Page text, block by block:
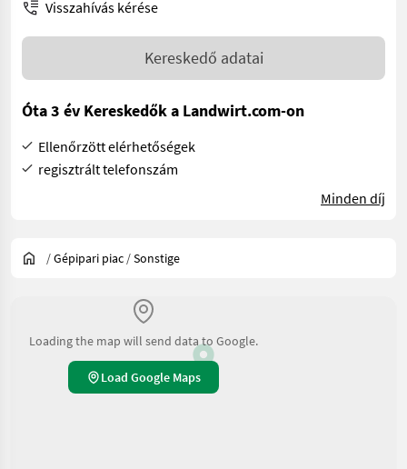
Visszahívás kérése
Kereskedő adatai
Óta 3 év Kereskedők a Landwirt.com-on
Ellenőrzött elérhetőségek
regisztrált telefonszám
Minden díj
/Gépipari piac /Sonstige
Loading the map will send data to Google.
Load Google Maps